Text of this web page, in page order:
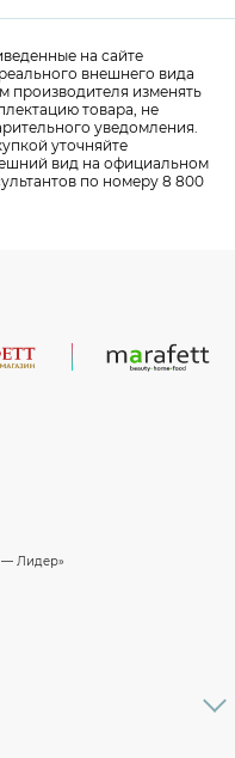
на сайте
внешнего вида
производителя изменять
товара, не
уведомления.
уточняйте
вид на официальном
по номеру 8 800
Лидер»